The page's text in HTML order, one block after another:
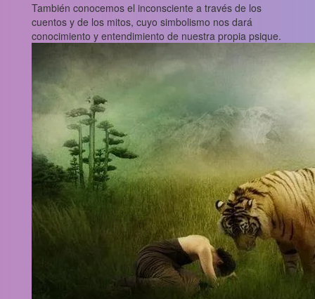
También conocemos el inconsciente a través de los
cuentos y de los mitos, cuyo simbolismo nos dará
conocimiento y entendimiento de nuestra propia psique.